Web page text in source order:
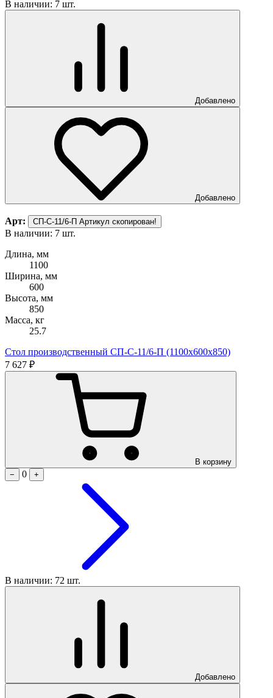
В наличии: 7 шт.
Добавлено
Добавлено
Арт: СП-С-11/6-П Артикул скопирован!
В наличии: 7 шт.
Длина, мм
1100
Ширина, мм
600
Высота, мм
850
Масса, кг
25.7
Стол производственный СП-С-11/6-П (1100х600х850)
7 627 ₽
В корзину
−
0 +
В наличии: 72 шт.
Добавлено